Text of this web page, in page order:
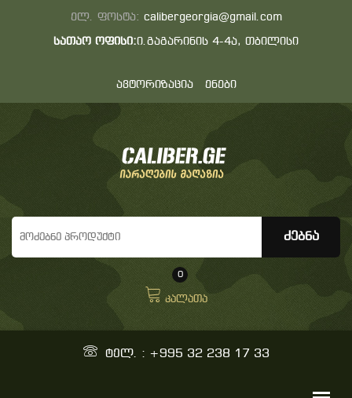
ელ. ფოსტა: calibergeorgia@gmail.com
სათაო ოფისი:ი.გაგარინის 4-4ა, თბილისი
ავტორიზაცია ენები
0
კალათა
ტელ. : +995 32 238 17 33